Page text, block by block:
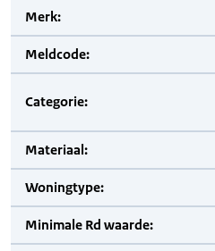
Merk:
Meldcode:
Categorie:
Materiaal:
Woningtype:
Minimale Rd waarde: